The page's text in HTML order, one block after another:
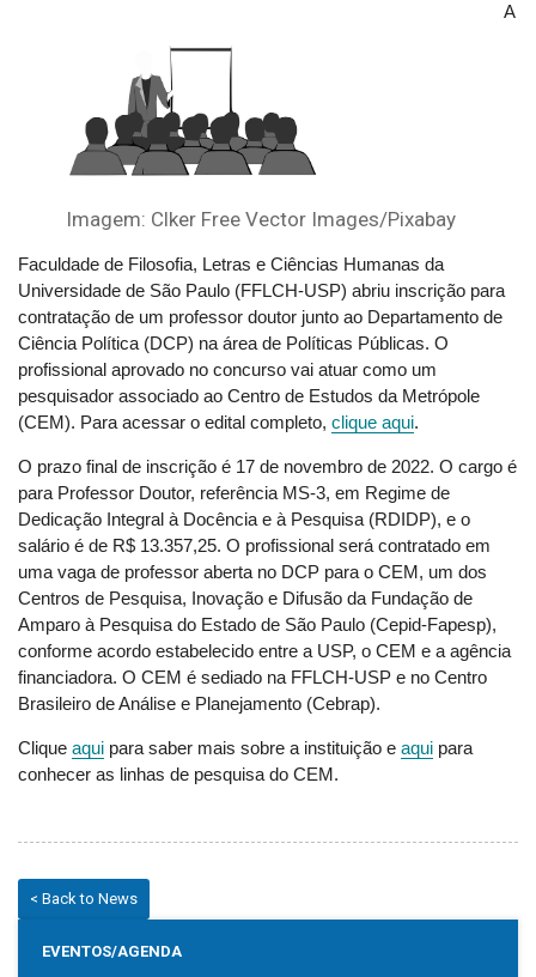
Imagem: Clker Free Vector Images/Pixabay
A
Faculdade de Filosofia, Letras e Ciências Humanas da
Universidade de São Paulo (FFLCH-USP) abriu inscrição para
contratação de um professor doutor junto ao Departamento de
Ciência Política (DCP) na área de Políticas Públicas. O
profissional aprovado no concurso vai atuar como um
pesquisador associado ao Centro de Estudos da Metrópole
(CEM). Para acessar o edital completo, clique aqui.
O prazo final de inscrição é 17 de novembro de 2022. O cargo é
para Professor Doutor, referência MS-3, em Regime de
Dedicação Integral à Docência e à Pesquisa (RDIDP), e o
salário é de R$ 13.357,25. O profissional será contratado em
uma vaga de professor aberta no DCP para o CEM, um dos
Centros de Pesquisa, Inovação e Difusão da Fundação de
Amparo à Pesquisa do Estado de São Paulo (Cepid-Fapesp),
conforme acordo estabelecido entre a USP, o CEM e a agência
financiadora. O CEM é sediado na FFLCH-USP e no Centro
Brasileiro de Análise e Planejamento (Cebrap).
Clique aqui para saber mais sobre a instituição e aqui para
conhecer as linhas de pesquisa do CEM.
< Back to News
EVENTOS/AGENDA